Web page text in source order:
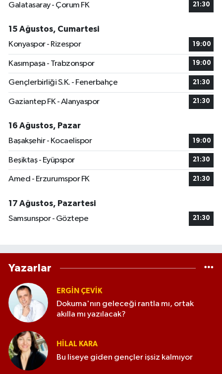
Galatasaray - Çorum FK
21:30
15 Ağustos, Cumartesi
Konyaspor - Rizespor
19:00
Kasımpaşa - Trabzonspor 19:00
Gençlerbirliği S.K. - Fenerbahçe 21:30
Gaziantep FK - Alanyaspor 21:30
16 Ağustos, Pazar
Başakşehir - Kocaelispor
19:00
Beşiktaş - Eyüpspor 21:30
Amed - Erzurumspor FK 21:30
17 Ağustos, Pazartesi
Samsunspor - Göztepe
21:30
Yazarlar
ERGIN ÇEVİK
Dokuma'nın geleceği rantla mı, ortak
akılla mı yazılacak?
HILAL KARA
Bu liseye giden gençler işsiz kalmıyor